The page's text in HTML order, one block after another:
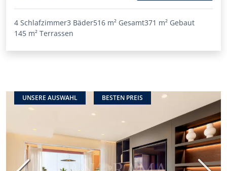
4 Schlafzimmer3 Bäder516 m² Gesamt371 m² Gebaut
145 m² Terrassen
UNSERE AUSWAHL BESTEN PREIS